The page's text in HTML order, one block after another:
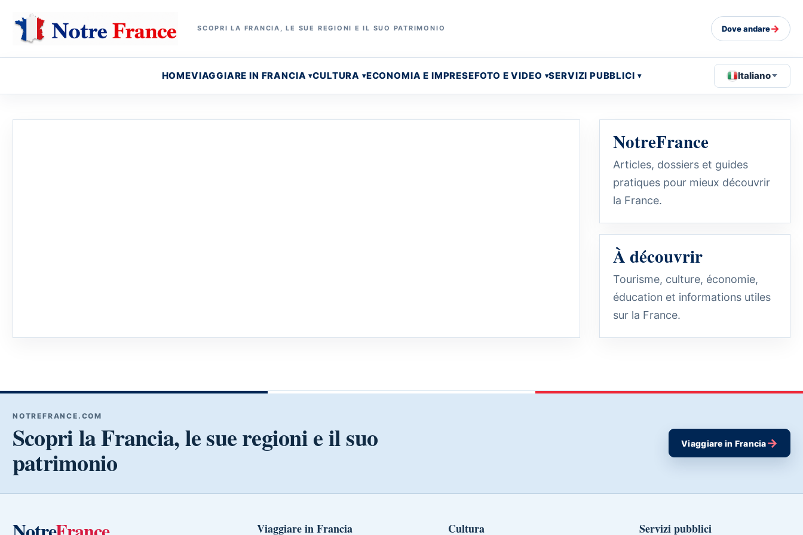
SCOPRI LA FRANCIA, LE SUE REGIONI E IL SUO PATRIMONIO Dove andare→
HOMEVIAGGIARE IN FRANCIA CULTURA ECONOMIA E IMPRESEFOTO E VIDEO SERVIZI PUBBLICI Italiano
NotreFrance
Articles, dossiers et guides
pratiques pour mieux découvrir
la France.
À découvrir
Tourisme, culture, économie,
éducation et informations utiles
sur la France.
NOTREFRANCE.COM
Scopri la Francia, le sue regioni e il suo
patrimonio
Viaggiare in Francia→
Viaggiare in Francia Cultura Servizi pubblici